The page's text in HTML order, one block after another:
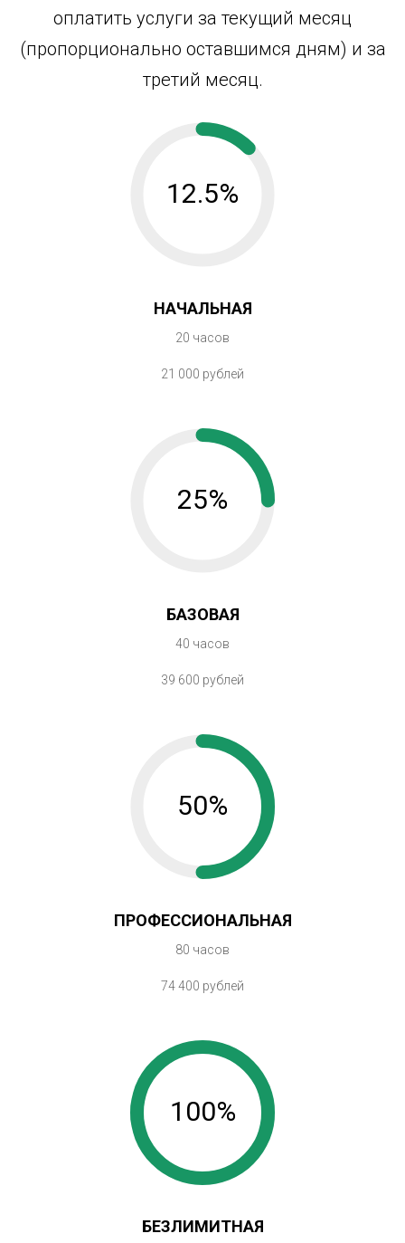
оплатить услуги за текущий месяц
(пропорционально оставшимся дням) и за
третий месяц.
12.5%
НАЧАЛЬНАЯ
20 часов
21 000 рублей
25%
БАЗОВАЯ
40 часов
39 600 рублей
50%
ПРОФЕССИОНАЛЬНАЯ
80 часов
74 400 рублей
100%
БЕЗЛИМИТНАЯ